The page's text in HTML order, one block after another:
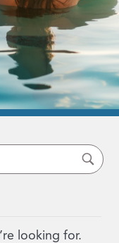
looking for.